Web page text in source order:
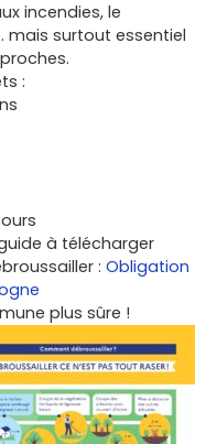
incendies, le
surtout essentiel
:
à télécharger
: Obligation
plus sûre !